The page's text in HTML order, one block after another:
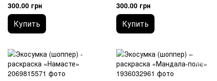
300.00 грн
Купить
300.00 грн
Купить